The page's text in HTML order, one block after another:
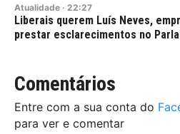
Atualidade · 22:27
Liberais querem Luís Neves,
prestar esclarecimentos no
Comentários
Entre com a sua conta do
para ver e comentar